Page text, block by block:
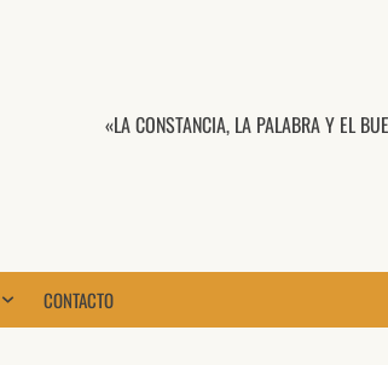
«LA CONSTANCIA, LA PALABRA Y EL
CONTACTO